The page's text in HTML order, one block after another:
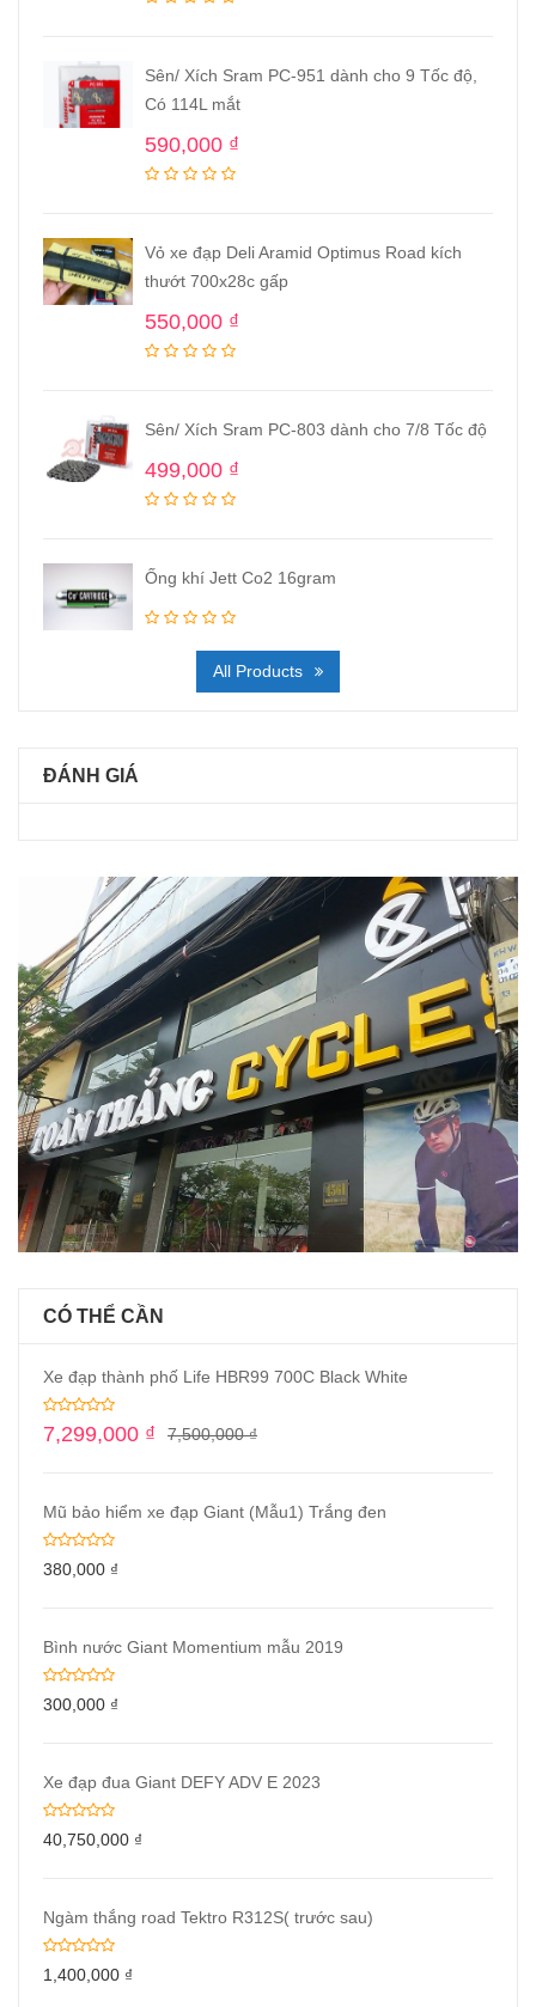
Sên/ Xích Sram PC-951 dành cho 9 Tốc độ,
Có 114L mắt
590,000 ₫
Vỏ xe đạp Deli Aramid Optimus Road kích
thướt 700x28c gấp
550,000 ₫
Sên/ Xích Sram PC-803 dành cho 7/8 Tốc độ
499,000 ₫
Ống khí Jett Co2 16gram
All Products
ĐÁNH GIÁ
CÓ THỂ CẦN
Xe đạp thành phố Life HBR99 700C Black White
7,500,000₫
7,299,000 ₫
Mũ bảo hiểm xe đạp Giant (Mẫu1) Trắng đen
380,000 ₫
Bình nước Giant Momentium mẫu 2019
300,000 ₫
Xe đạp đua Giant DEFY ADV E 2023
40,750,000 ₫
Ngàm thắng road Tektro R312S( trước sau)
1,400,000 ₫